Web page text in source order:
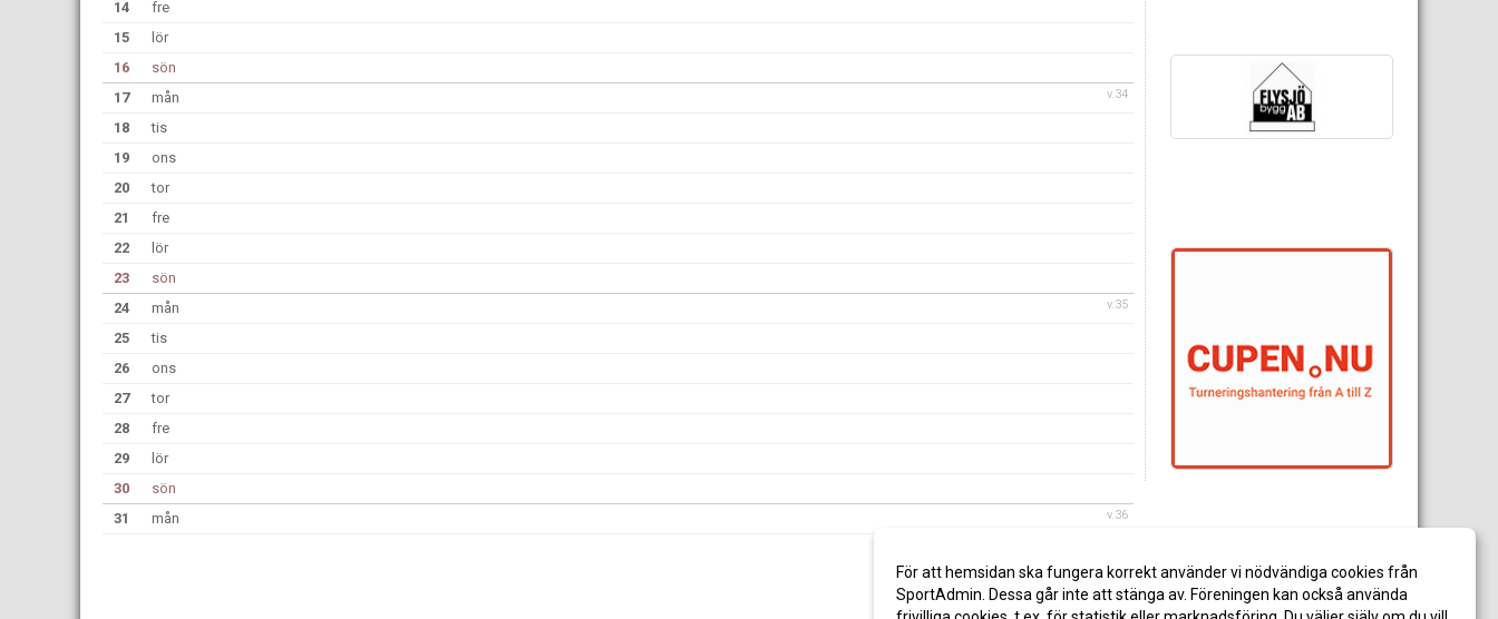
14
fre
15
lör
16
sön
v.34
17
mån
18
tis
19
ons
20
tor
21
fre
22
lör
23
sön
v.35
24
mån
25
tis
26
ons
27
tor
28
fre
29
lör
30
sön
v.36
31 mån
För att hemsidan ska fungera korrekt använder vi nödvändiga cookies från
SportAdmin. Dessa går inte att stänga av. Föreningen kan också använda